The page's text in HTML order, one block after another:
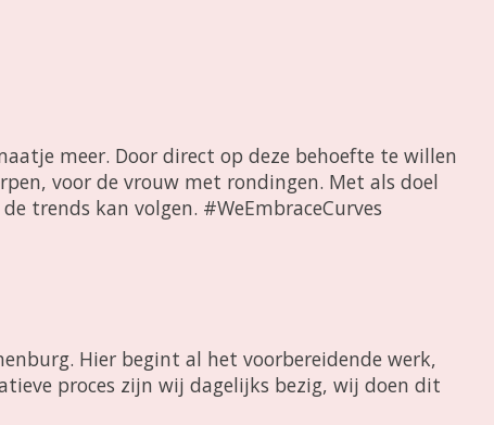
meer. Door direct op deze behoefte te willen
voor de vrouw met rondingen. Met als doel
trends kan volgen. #WeEmbraceCurves
Hier begint al het voorbereidende werk,
proces zijn wij dagelijks bezig, wij doen dit